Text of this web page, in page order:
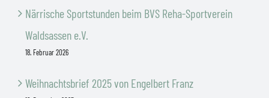
Närrische Sportstunden beim BVS Reha-Sportverein
Waldsassen e.V.
18. Februar 2026
Weihnachtsbrief 2025 von Engelbert Franz